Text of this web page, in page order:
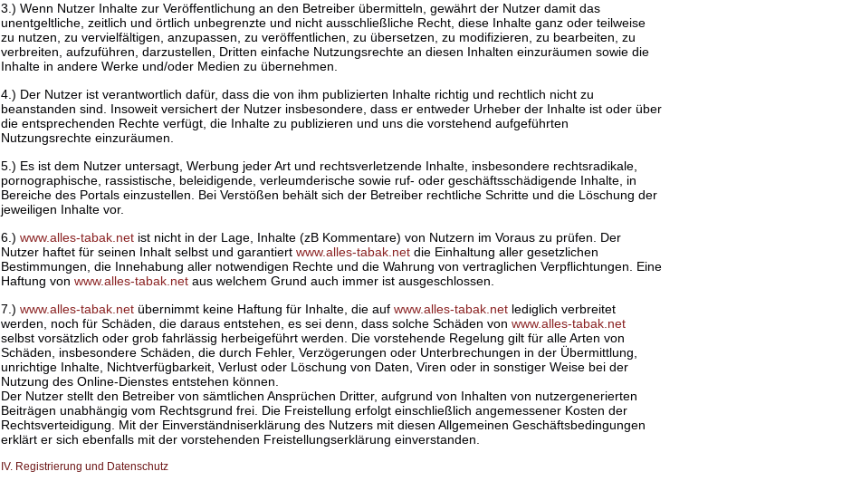
3.) Wenn Nutzer Inhalte zur Veröffentlichung an den Betreiber übermitteln, gewährt der Nutzer damit das
unentgeltliche, zeitlich und örtlich unbegrenzte und nicht ausschließliche Recht, diese Inhalte ganz oder teilweise
zu nutzen, zu vervielfältigen, anzupassen, zu veröffentlichen, zu übersetzen, zu modifizieren, zu bearbeiten, zu
verbreiten, aufzuführen, darzustellen, Dritten einfache Nutzungsrechte an diesen Inhalten einzuräumen sowie die
Inhalte in andere Werke und/oder Medien zu übernehmen.
4.) Der Nutzer ist verantwortlich dafür, dass die von ihm publizierten Inhalte richtig und rechtlich nicht zu
beanstanden sind. Insoweit versichert der Nutzer insbesondere, dass er entweder Urheber der Inhalte ist oder über
die entsprechenden Rechte verfügt, die Inhalte zu publizieren und uns die vorstehend aufgeführten
Nutzungsrechte einzuräumen.
5.) Es ist dem Nutzer untersagt, Werbung jeder Art und rechtsverletzende Inhalte, insbesondere rechtsradikale,
pornographische, rassistische, beleidigende, verleumderische sowie ruf- oder geschäftsschädigende Inhalte, in
Bereiche des Portals einzustellen. Bei Verstößen behält sich der Betreiber rechtliche Schritte und die Löschung der
jeweiligen Inhalte vor.
6.) www.alles-tabak.net ist nicht in der Lage, Inhalte (zB Kommentare) von Nutzern im Voraus zu prüfen. Der
Nutzer haftet für seinen Inhalt selbst und garantiert www.alles-tabak.net die Einhaltung aller gesetzlichen
Bestimmungen, die Innehabung aller notwendigen Rechte und die Wahrung von vertraglichen Verpflichtungen. Eine
Haftung von www.alles-tabak.net aus welchem Grund auch immer ist ausgeschlossen.
7.) www.alles-tabak.net übernimmt keine Haftung für Inhalte, die auf www.alles-tabak.net lediglich verbreitet
werden, noch für Schäden, die daraus entstehen, es sei denn, dass solche Schäden von www.alles-tabak.net
selbst vorsätzlich oder grob fahrlässig herbeigeführt werden. Die vorstehende Regelung gilt für alle Arten von
Schäden, insbesondere Schäden, die durch Fehler, Verzögerungen oder Unterbrechungen in der Übermittlung,
unrichtige Inhalte, Nichtverfügbarkeit, Verlust oder Löschung von Daten, Viren oder in sonstiger Weise bei der
Nutzung des Online-Dienstes entstehen können.
Der Nutzer stellt den Betreiber von sämtlichen Ansprüchen Dritter, aufgrund von Inhalten von nutzergenerierten
Beiträgen unabhängig vom Rechtsgrund frei. Die Freistellung erfolgt einschließlich angemessener Kosten der
Rechtsverteidigung. Mit der Einverständniserklärung des Nutzers mit diesen Allgemeinen Geschäftsbedingungen
erklärt er sich ebenfalls mit der vorstehenden Freistellungserklärung einverstanden.
IV. Registrierung und Datenschutz